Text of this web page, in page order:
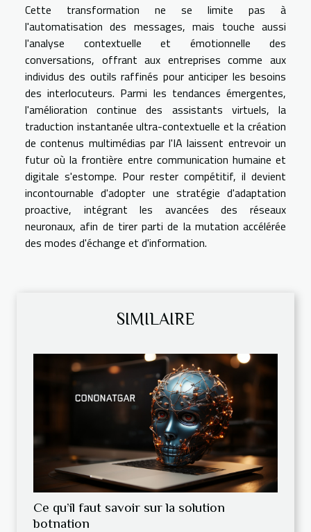
Cette transformation ne se limite pas à
l'automatisation des messages, mais touche aussi
l'analyse contextuelle et émotionnelle des
conversations, offrant aux entreprises comme aux
individus des outils raffinés pour anticiper les besoins
des interlocuteurs. Parmi les tendances émergentes,
l'amélioration continue des assistants virtuels, la
traduction instantanée ultra-contextuelle et la création
de contenus multimédias par l'IA laissent entrevoir un
futur où la frontière entre communication humaine et
digitale s'estompe. Pour rester compétitif, il devient
incontournable d'adopter une stratégie d'adaptation
proactive, intégrant les avancées des réseaux
neuronaux, afin de tirer parti de la mutation accélérée
des modes d'échange et d'information.
SIMILAIRE
Ce qu’il faut savoir sur la solution
botnation